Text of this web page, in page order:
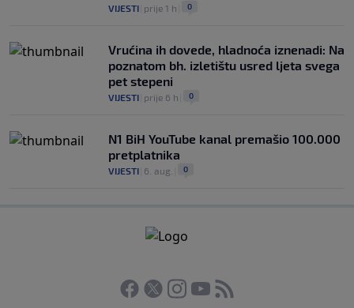
VIJESTI prije 1 h 0
Vrućina ih dovede, hladnoća iznenadi: Na
poznatom bh. izletištu usred ljeta svega
pet stepeni
VIJESTI prije 6 h 0
N1 BiH YouTube kanal premašio 100.000
pretplatnika
VIJESTI 6. aug. 0